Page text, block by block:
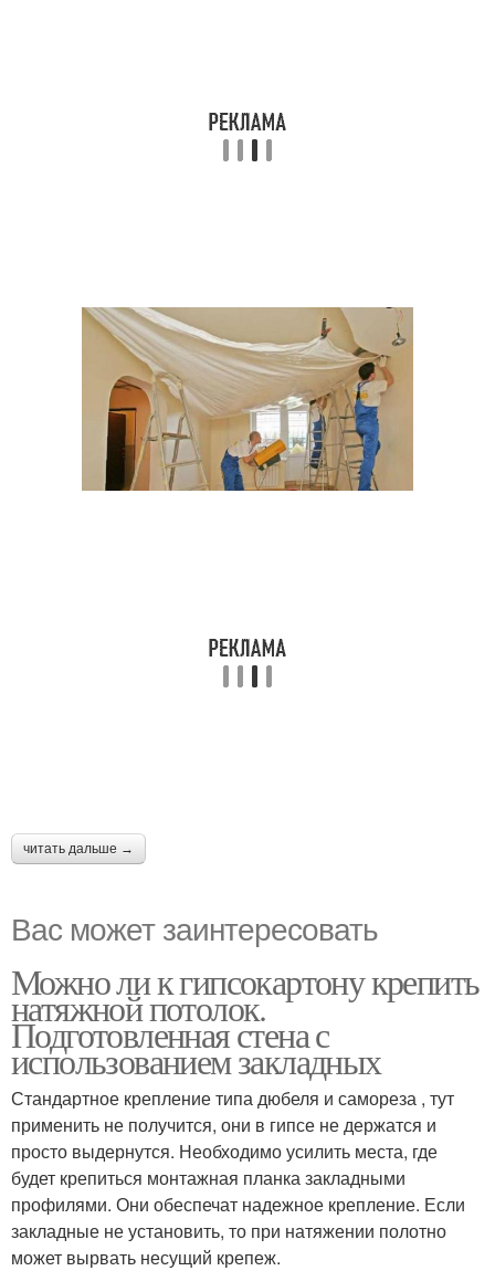
читать дальше →
Вас может заинтересовать
Можно ли к гипсокартону крепить
натяжной потолок.
Подготовленная стена с
использованием закладных
Стандартное крепление типа дюбеля и самореза , тут
применить не получится, они в гипсе не держатся и
просто выдернутся. Необходимо усилить места, где
будет крепиться монтажная планка закладными
профилями. Они обеспечат надежное крепление. Если
закладные не установить, то при натяжении полотно
может вырвать несущий крепеж.